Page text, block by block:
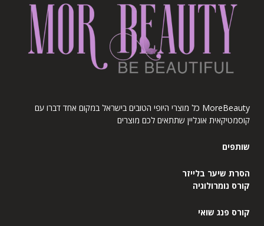
MoreBeauty כל מוצרי היופי הטובים בישראל במקום אחד דברו עם
קוסמטיקאית אונליין שתתאים לכם מוצרים
שותפים
הסרת שיער בלייזר
קורס נומרולוגיה
קורס פנג שואי